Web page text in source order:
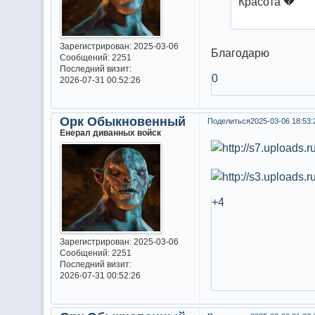
Зарегистрирован: 2025-03-06
Сообщений:2251
Последний визит:
2026-07-31 00:52:26
Благодарю
0
Поделиться2025-03-06
Орк Обыкновенный
Енерал диванных войск
Зарегистрирован: 2025-03-06
Сообщений:2251
Последний визит:
2026-07-31 00:52:26
+4